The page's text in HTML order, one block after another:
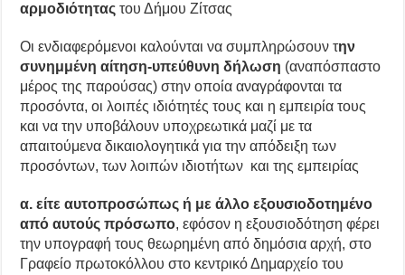
αρμοδιότηταςτου Δήμου Ζίτσας
Οι ενδιαφερόμενοι καλούνται να συμπληρώσουν την
συνημμένη αίτηση-υπεύθυνη δήλωση (αναπόσπαστο
μέρος της παρούσας) στην οποία αναγράφονται τα
προσόντα, οι λοιπές ιδιότητές τους και η εμπειρία τους
και να την υποβάλουν υποχρεωτικά μαζί με τα
απαιτούμενα δικαιολογητικά για την απόδειξη των
προσόντων, των λοιπών ιδιοτήτων και της εμπειρίας
α. είτε αυτοπροσώπως ή με άλλο εξουσιοδοτημένο
από αυτούς πρόσωπο, εφόσον η εξουσιοδότηση φέρει
την υπογραφή τους θεωρημένη από δημόσια αρχή, στο
Γραφείο πρωτοκόλλου στο κεντρικό Δημαρχείο του